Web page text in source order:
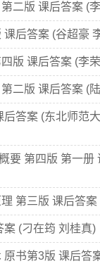
二版 课后答案 (
后答案 (谷超豪
版 课后答案 (李
二版 课后答案 (
后答案 (东北师范
要 第四版 第一册
第三版 课后答
(刁在筠 刘桂真)
书第3版 课后答